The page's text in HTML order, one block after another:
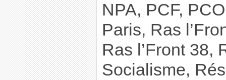
NPA, PCF,
Paris, Ras
Ras l’Front 38,
Socialisme,